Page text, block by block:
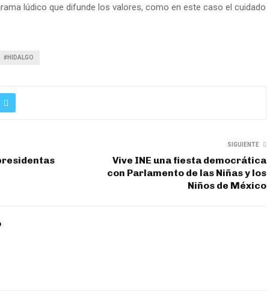
lúdico que difunde los valores, como en este caso el cuidado
#HIDALGO
SIGUIENTE
Vive INE una fiesta democrática
con Parlamento de las Niñas y los
Niños de México